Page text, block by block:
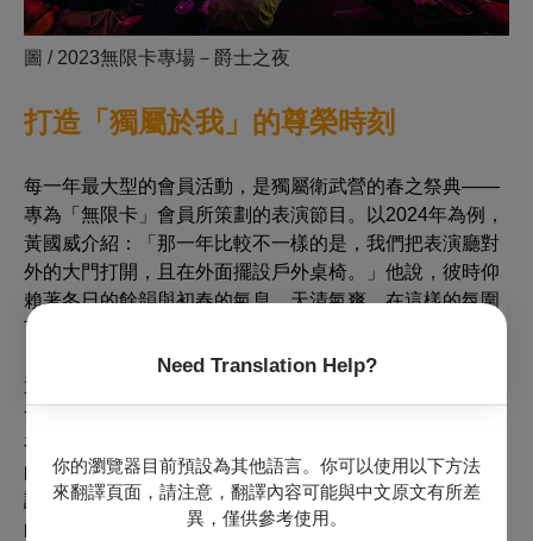
Need Translation Help?
你的瀏覽器目前預設為其他語言。你可以使用以下方法
來翻譯頁面，請注意，翻譯內容可能與中文原文有所差
異，僅供參考使用。
圖 / 2023無限卡專場－爵士之夜
打造「獨屬於我」的尊榮時刻
每一年最大型的會員活動，是獨屬衛武營的春之祭典——
專為「無限卡」會員所策劃的表演節目。以2024年為例，
黃國威介紹：「那一年比較不一樣的是，我們把表演廳對
外的大門打開，且在外面擺設戶外桌椅。」他說，彼時仰
賴著冬日的餘韻與初春的氣息，天清氣爽，在這樣的氛圍
下安排了一場爵士森巴音樂會。
通常在這種活動裡，場館總監、副總監都會到場參與，與
會員們不再只是台上台下的關係，更像是朋友那樣親切自
在。活動中有演出，演出前後有餐點，在過程中串起人們
的是藝術，而使藝術生生不息的，也是人的凝視。黃國威
說：「我們投入最多心意的，不是利益的有無，而是連結
的深淺。」